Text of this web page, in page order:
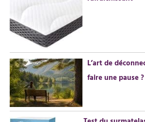
h
e
:
L’art de
faire une pause ?